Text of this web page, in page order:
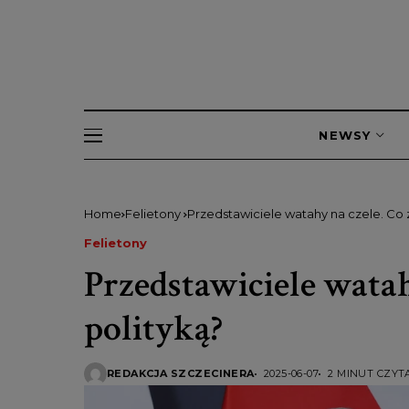
NEWSY
Home Felietony Przedstawiciele watahy na czele. Co
Felietony
Przedstawiciele
polityką?
REDAKCJA SZCZECINERA 2025-06-07 2 MINUT